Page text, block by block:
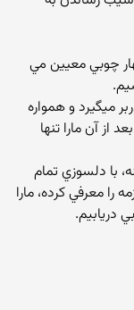
چوبي معيين مي
ميگيرد و همواره
از آن مارا تنها
با دلسوزي تمام
معرفي كرده، مارا
دريابيم.